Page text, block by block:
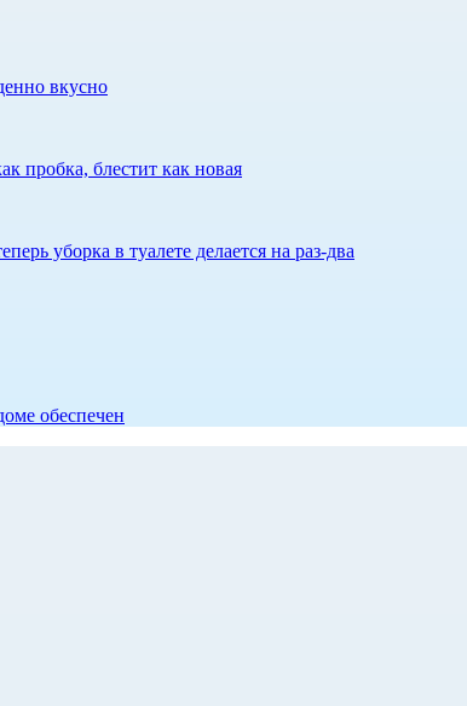
вкусно
пробка, блестит как новая
уборка в туалете делается на раз-два
обеспечен